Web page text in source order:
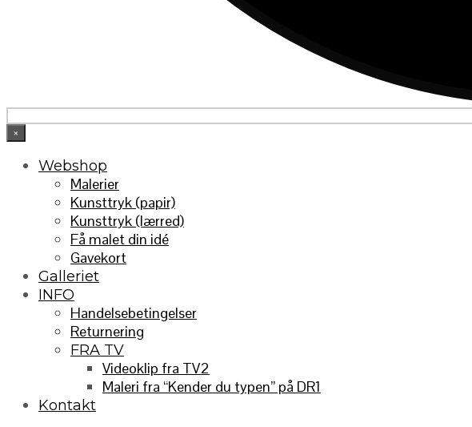
×
Webshop
Malerier
Kunsttryk (papir)
Kunsttryk (lærred)
Få malet din idé
Gavekort
Galleriet
INFO
Handelsebetingelser
Returnering
FRA TV
Videoklip fra TV2
Maleri fra “Kender du typen” på DR1
Kontakt